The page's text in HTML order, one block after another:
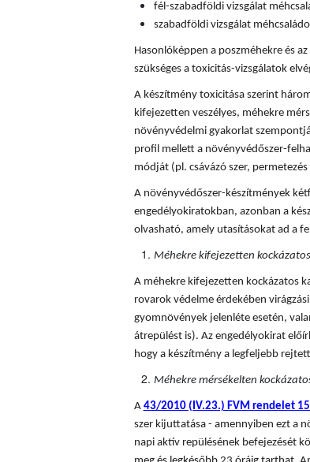
fél-szabadföldi vizsgálat
szabadföldi vizsgálat
Hasonlóképpen a poszméhekre és
szükséges a toxicitás-vizsgálatok
A készítmény toxicitása szerint
kifejezetten veszélyes, méhekre
növényvédelmi gyakorlat
profil mellett a növényvédőszer-
módját (pl. csávázó szer,
A növényvédőszer-készítmények
engedélyokiratokban, azonban a
olvasható, amely utasításokat ad a
Méhekre kifejezetten
A méhekre kifejezetten kockázatos
rovarok védelme érdekében
gyomnövények jelenléte esetén,
átrepülést is). Az engedélyokirat
hogy a készítmény a legfeljebb
Méhekre mérsékelten
A 43/2010 (IV.23.) FVM rendelet
szer kijuttatása - amennyiben ezt a
napi aktív repülésének befejezését